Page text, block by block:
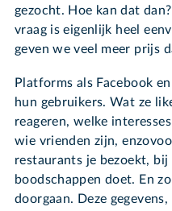
gezocht. Hoe kan dat
vraag is eigenlijk heel
geven we veel meer prijs
Platforms als Facebook
hun gebruikers. Wat ze
reageren, welke
wie vrienden zijn,
restaurants je bezoekt,
boodschappen doet. En
doorgaan. Deze